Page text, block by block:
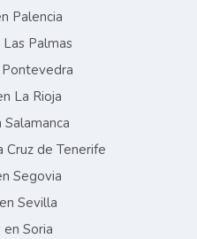
Palencia
Palmas
La Rioja
Cruz de Tenerife
Segovia
Sevilla
Soria